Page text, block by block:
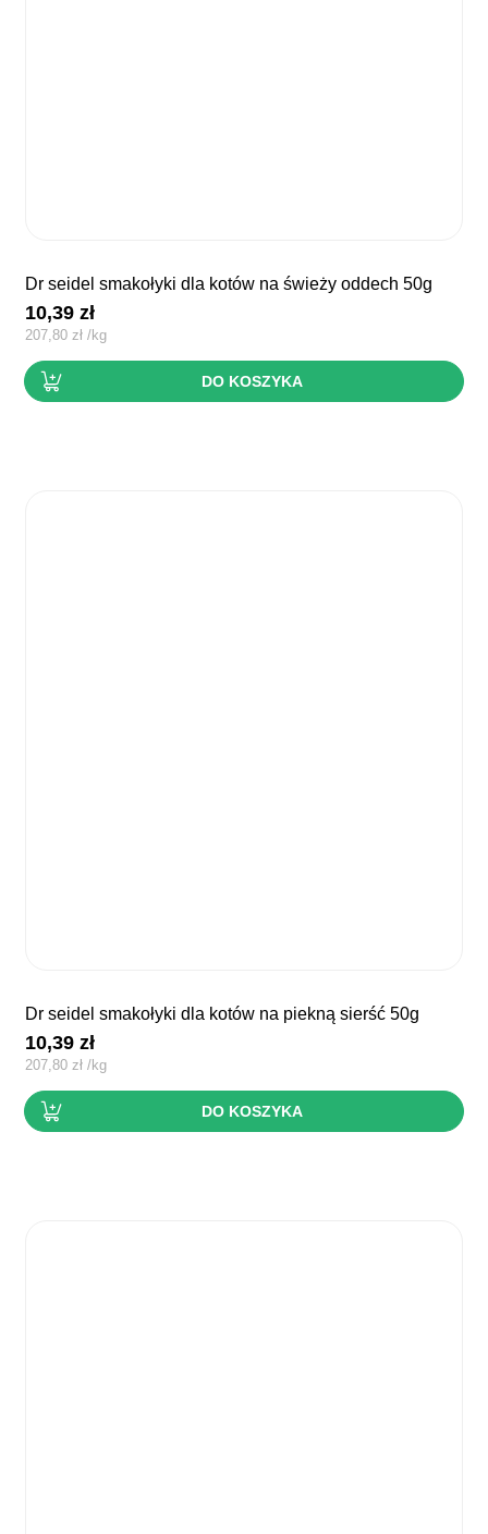
dr seidel smakołyki dla kotów na świeży oddech 50g
10,39zł
207,80 zł /kg
DO KOSZYKA
dr seidel smakołyki dla kotów na piekną sierść 50g
10,39zł
207,80zł /kg
DO KOSZYKA